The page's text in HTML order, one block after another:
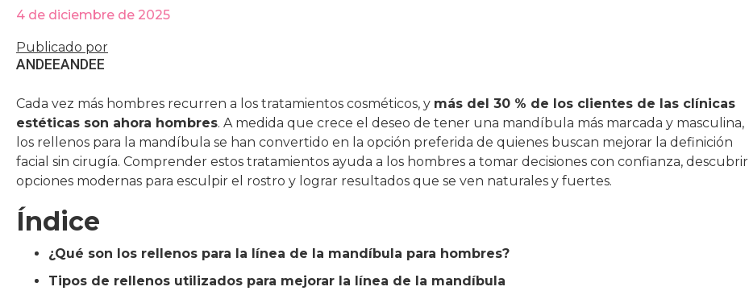
4 de diciembre de 2025
Publicado por
ANDEEANDEE
Cada vez más hombres recurren a los tratamientos cosméticos, y más del 30 % de los clientes de las clínicas
estéticas son ahora hombres. A medida que crece el deseo de tener una mandíbula más marcada y masculina,
los rellenos para la mandíbula se han convertido en la opción preferida de quienes buscan mejorar la definición
facial sin cirugía. Comprender estos tratamientos ayuda a los hombres a tomar decisiones con confianza, descubrir
opciones modernas para esculpir el rostro y lograr resultados que se ven naturales y fuertes.
Índice
¿Qué son los rellenos para la línea de la mandíbula para hombres?
Tipos de rellenos utilizados para mejorar la línea de la mandíbula